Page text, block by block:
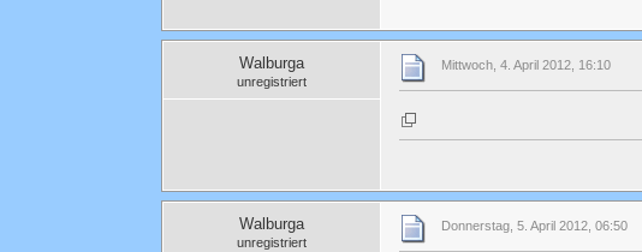
Walburga
unregistriert
Mittwoch, 4. April 2012, 16:10
Walburga
unregistriert
Donnerstag, 5. April 2012, 06:50